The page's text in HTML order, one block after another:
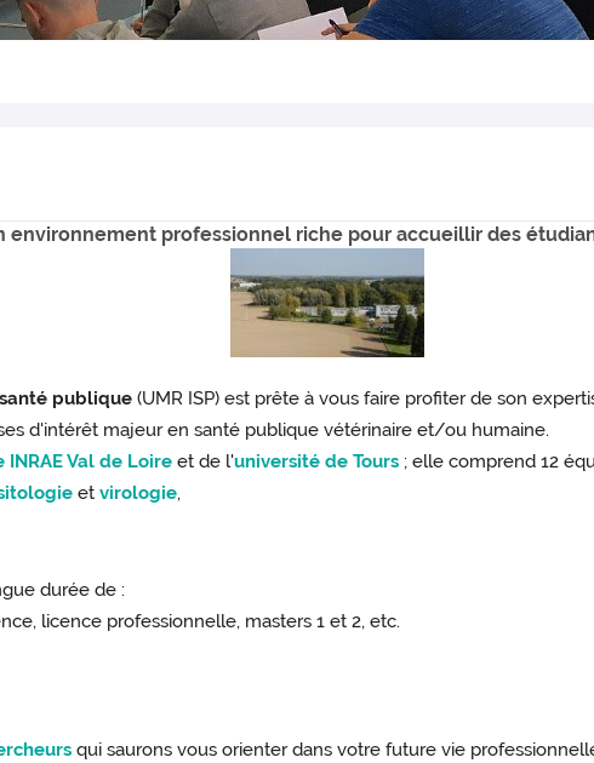
environnement professionnel riche pour accueillir des
publique (UMR ISP) est prête à vous faire profiter de son
d'intérêt majeur en santé publique vétérinaire et/ou humaine.
INRAE Val de Loire et de l'université de Tours ; elle comprend 12
etvirologie,
durée de :
licence professionnelle, masters 1 et 2, etc.
qui saurons vous orienter dans votre future vie